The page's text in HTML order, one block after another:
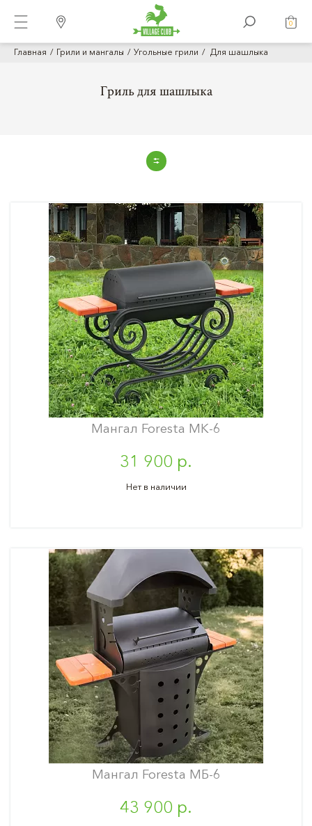
0
Главная Грили и мангалы Угольные грили Для шашлыка
Гриль для шашлыка
Мангал Foresta МК-6
31 900 р.
Нет в наличии
Мангал Foresta МБ-6
43 900 р.